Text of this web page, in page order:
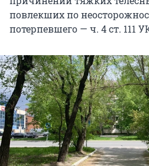
повлекших по
потерпевшего — ч. 4 ст. 111